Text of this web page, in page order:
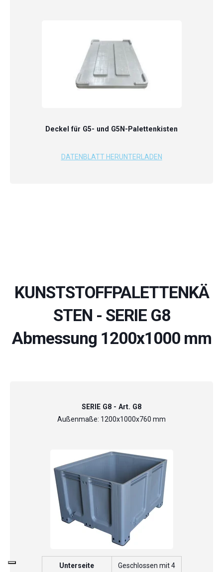
Deckel für G5- und G5N-Palettenkisten
DATENBLATT HERUNTERLADEN
KUNSTSTOFFPALETTENKÄ
STEN - SERIE G8
Abmessung 1200x1000 mm
SERIE G8 - Art. G8
Außenmaße: 1200x1000x760 mm
Unterseite Geschlossen mit 4